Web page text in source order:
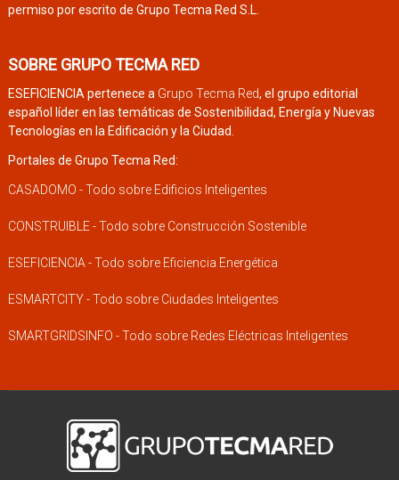
permiso por escrito de Grupo Tecma Red S.L.
SOBRE GRUPO TECMA RED
ESEFICIENCIA pertenece a Grupo Tecma Red, el grupo editorial
español líder en las temáticas de Sostenibilidad, Energía y Nuevas
Tecnologías en la Edificación y la Ciudad.
Portales de Grupo Tecma Red:
CASADOMO - Todo sobre Edificios Inteligentes
CONSTRUIBLE - Todo sobre Construcción Sostenible
ESEFICIENCIA - Todo sobre Eficiencia Energética
ESMARTCITY - Todo sobre Ciudades Inteligentes
SMARTGRIDSINFO - Todo sobre Redes Eléctricas Inteligentes